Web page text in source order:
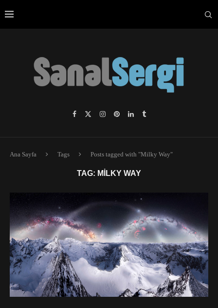
Ana Sayfa Tags Posts tagged with "Milky Way"
TAG: MILKY WAY